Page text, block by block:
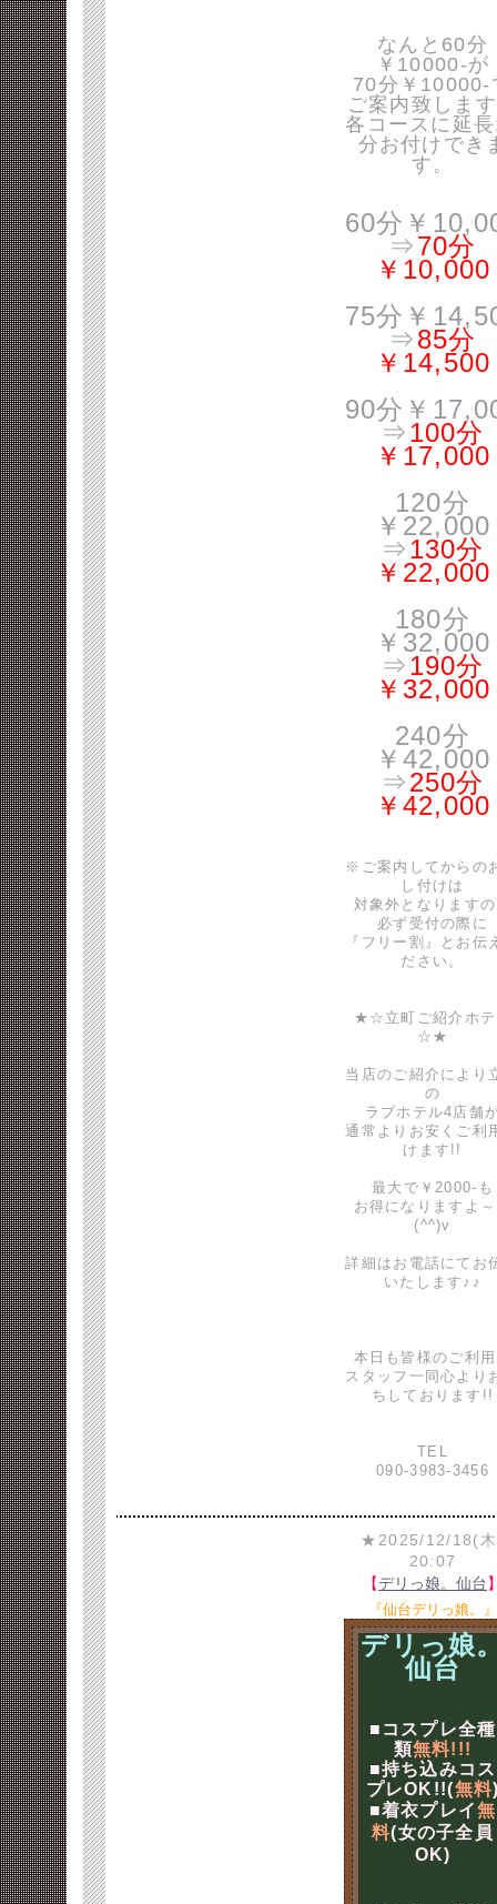
なんと60分
￥10000-が
70分￥10000-
ご案内致しま
各コースに延
分お付けでき
す。
60分￥
⇒70分
￥10,000
75分￥
⇒85分
￥14,500
90分￥
⇒100分
￥17,000
120分
￥22,000
⇒130分
￥22,000
180分
￥32,000
⇒190分
￥32,000
240分
￥42,000
⇒250分
￥42,000
※ご案内してからの
し付けは
対象外となります
必ず受付の際に
『フリー割』とお伝
ださい。
★☆立町ご紹介ホ
☆★
当店のご紹介により
の
ラブホテル4店舗
通常よりお安くご利
けます!!
最大で￥2000-も
お得になりますよ
(^^)v
詳細はお電話にてお
いたします♪♪
本日も皆様のご利
スタッフ一同心より
ちしております!!
TEL
090-3983-3456
★2025/12/18(
20:07
【デリっ娘。仙台
『仙台デリっ娘。』
デリっ娘
仙台
■コスプレ全種
類無料!!!
■持ち込みコス
プレOK!!(無料
■着衣プレイ無
料(女の子全員
OK)